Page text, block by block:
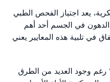
يعد اجتياز الفحص الطبي
الدهون في الجسم أحد أهم
في تلبية هذه المعايير يعني
وجود العديد من الطرق